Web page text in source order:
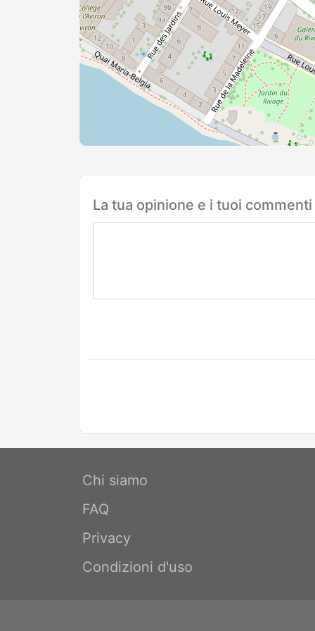
La tua opinione e i tuoi
Chi siamo
FAQ
Privacy
Condizioni d'uso